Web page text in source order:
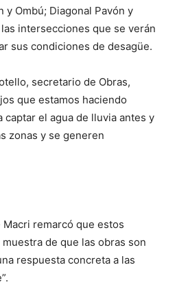
y Ombú; Diagonal Pavón y
intersecciones que se verán
sus condiciones de desagüe.
secretario de Obras,
que estamos haciendo
el agua de lluvia antes y
zonas y se generen
remarcó que estos
de que las obras son
respuesta concreta a las